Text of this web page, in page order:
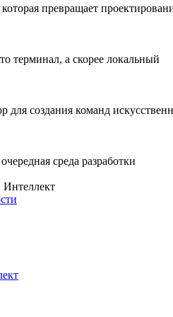
превращает
терминал, а скорее локальный
для создания команд
среда разработки